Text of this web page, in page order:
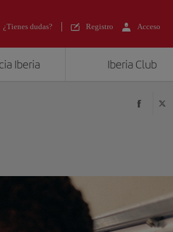
¿Tienes dudas? Registro Acceso
Iberia Iberia Club